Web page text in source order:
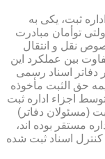
ثبت، یكی به
توأمان مبادرت
نقل و انتقال
بین عملكرد این
دفاتر اسناد رسمی
حق الثبت مأخوذه
اجزاء اداره ثبت
(مسئولان دفاتر)
مستقر بوده اند،
اسناد ثبت شده